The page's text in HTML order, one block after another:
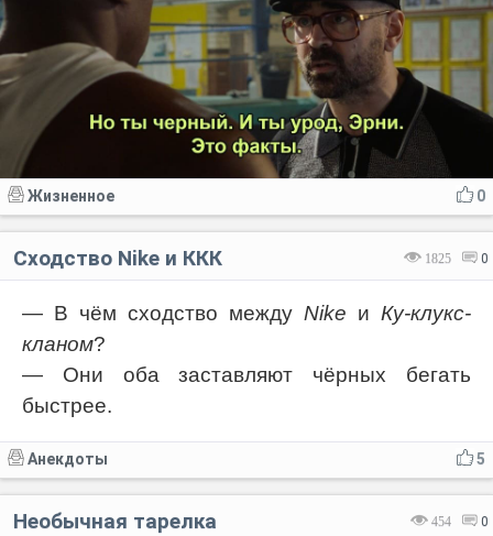
0
Жизненное
1825 0
Сходство Nike и ККК
— В чём сходство между Nike и Ку-клукс-
кланом?
— Они оба заставляют чёрных бегать
быстрее.
5
Анекдоты
454 0
Необычная тарелка